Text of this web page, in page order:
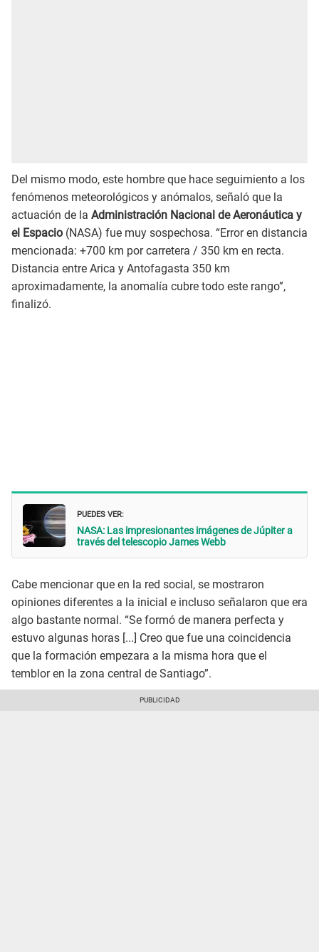
Del mismo modo, este hombre que hace seguimiento a los
fenómenos meteorológicos y anómalos, señaló que la
actuación de la Administración Nacional de Aeronáutica y
el Espacio (NASA) fue muy sospechosa. “Error en distancia
mencionada: +700 km por carretera / 350 km en recta.
Distancia entre Arica y Antofagasta 350 km
aproximadamente, la anomalía cubre todo este rango”,
finalizó.
PUEDES VER:
NASA: Las impresionantes imágenes de Júpiter a
través del telescopio James Webb
Cabe mencionar que en la red social, se mostraron
opiniones diferentes a la inicial e incluso señalaron que era
algo bastante normal. “Se formó de manera perfecta y
estuvo algunas horas [...] Creo que fue una coincidencia
que la formación empezara a la misma hora que el
temblor en la zona central de Santiago”.